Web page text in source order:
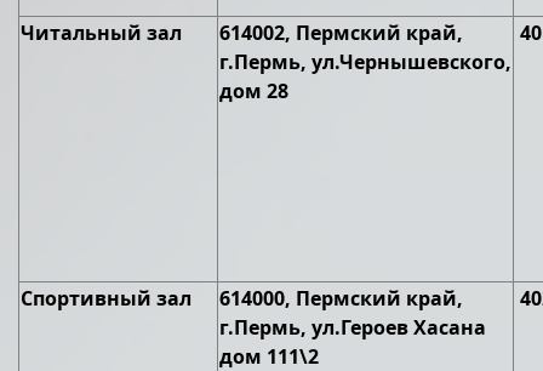
Читальный зал
614002, Пермский край,
г.Пермь, ул.Чернышевского,
дом 28
40
Спортивный зал
614000, Пермский край,
г.Пермь, ул.Героев Хасана
дом 111\2